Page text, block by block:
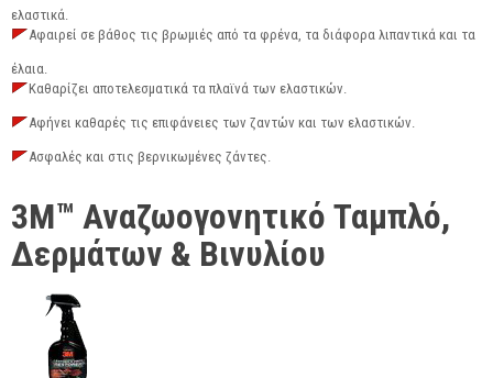
ελαστικά.
Αφαιρεί σε βάθος τις βρωμιές από τα φρένα, τα διάφορα λιπαντικά και τα
έλαια.
Καθαρίζει αποτελεσματικά τα πλαϊνά των ελαστικών.
Αφήνει καθαρές τις επιφάνειες των ζαντών και των ελαστικών.
Ασφαλές και στις βερνικωμένες ζάντες.
3M™ Αναζωογονητικό Ταμπλό,
Δερμάτων & Βινυλίου